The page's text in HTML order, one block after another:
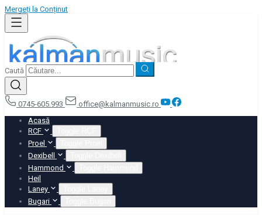
Mergeți la Conținut
Caută
0745-605.993
office@kalmanmusic.ro
Acasă
RCF
Proel
Dexibell
Hammond
Heil
Laney
Bugari